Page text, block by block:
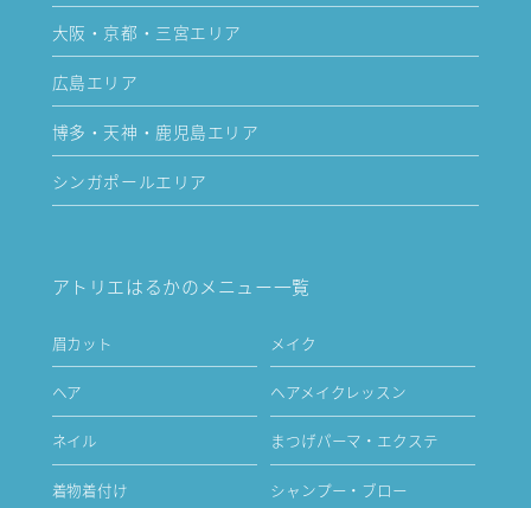
大阪・京都・三宮エリア
広島エリア
博多・天神・鹿児島エリア
シンガポールエリア
アトリエはるかのメニュー一覧
眉カット メイク
ヘア ヘアメイクレッスン
ネイル まつげパーマ・エクステ
着物着付け シャンプー・ブロー